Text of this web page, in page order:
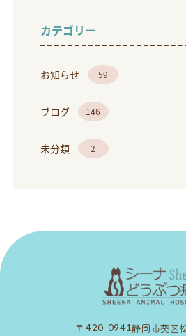
カテゴリー
お知らせ 59
ブログ 146
未分類 2
〒420-0941静岡市葵区